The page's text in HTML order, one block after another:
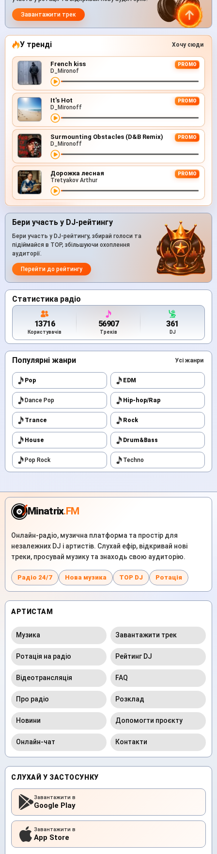
Завантажити трек
У тренді Хочу сюди
French kiss PROMO
D_Mironof
It's Hot PROMO
D_Mironoff
Surmounting Obstacles (D&B Remix) PROMO
D_Mironoff
Дорожка лесная PROMO
Tretyakov Arthur
Бери участь у DJ-рейтингу
Бери участь у DJ-рейтингу, збирай голоси та
підіймайся в TOP, збільшуючи охоплення
аудиторії.
Перейти до рейтингу
Статистика радіо
13716
Користувачів
56907
Треків
361
DJ
Популярні жанри Усі жанри
Pop EDM
Dance Pop Hip-hop/Rap
Trance Rock
House Drum&Bass
Pop Rock Techno
Minatrix.FM
Онлайн-радіо, музична платформа та простір для
незалежних DJ і артистів. Слухай ефір, відкривай нові
треки, просувай музику та знаходь свою аудиторію.
Радіо 24/7 Нова музика TOP DJ Ротація
АРТИСТАМ
Музика Завантажити трек
Ротація на радіо Рейтинг DJ
Відеотрансляція FAQ
Про радіо Розклад
Новини Допомогти проєкту
Онлайн-чат Контакти
СЛУХАЙ У ЗАСТОСУНКУ
Завантажити в
Google Play
Завантажити в
App Store